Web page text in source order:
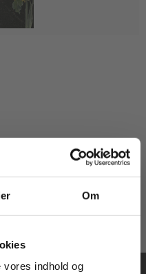
Om
indhold og
mm.